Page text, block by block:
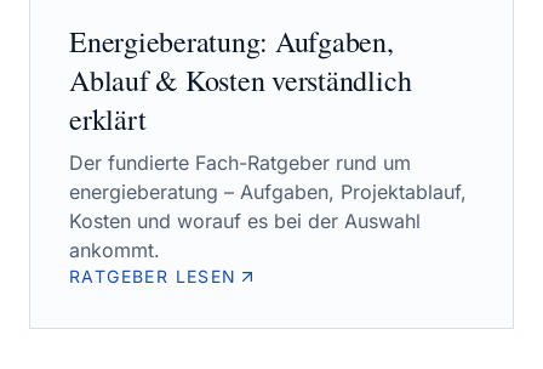
Energieberatung: Aufgaben,
Ablauf & Kosten verständlich
erklärt
Der fundierte Fach-Ratgeber rund um
energieberatung – Aufgaben, Projektablauf,
Kosten und worauf es bei der Auswahl
ankommt.
RATGEBER LESEN